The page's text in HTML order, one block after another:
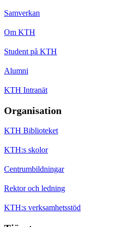
Samverkan
Om KTH
Student på KTH
Alumni
KTH Intranät
Organisation
KTH Biblioteket
KTH:s skolor
Centrumbildningar
Rektor och ledning
KTH:s verksamhetsstöd